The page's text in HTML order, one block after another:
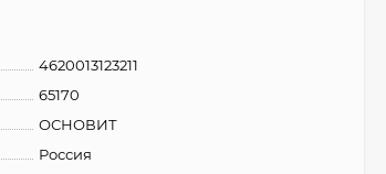
4620013123211
65170
ОСНОВИТ
Россия